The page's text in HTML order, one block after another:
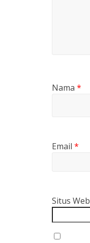
Nama *
Email *
Situs Web